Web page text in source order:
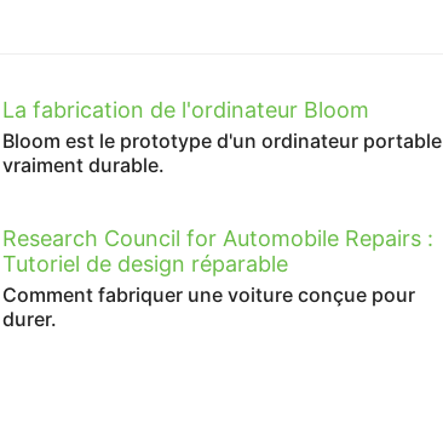
La fabrication de l'ordinateur Bloom
Bloom est le prototype d'un ordinateur portable
vraiment durable.
Research Council for Automobile Repairs :
Tutoriel de design réparable
Comment fabriquer une voiture conçue pour
durer.